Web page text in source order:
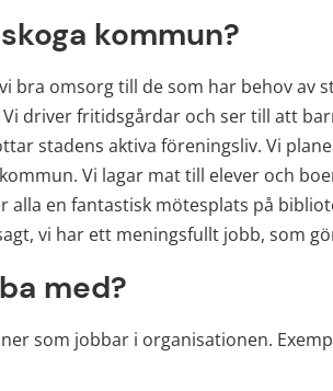
kommun?
bra omsorg till de som har behov av
driver fritidsgårdar och ser till att
stadens aktiva föreningsliv. Vi
Vi lagar mat till elever och
alla en fantastisk mötesplats på
vi har ett meningsfullt jobb, som
med?
som jobbar i organisationen.